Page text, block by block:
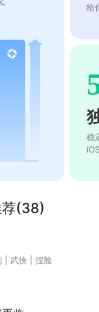
给
稳
荐(38)
武侠
捏脸